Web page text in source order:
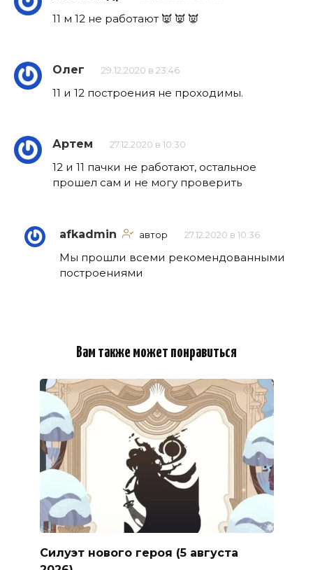
11 м 12 не работают 👿 👿 👿
Олег 29.12.2020 в 23:46
11 и 12 построения не проходимы.
Артем 27.12.2020 в 10:30
12 и 11 пачки не работают, остальное
прошел сам и не могу проверить
afkadmin автор 27.12.2020 в 10:36
Мы прошли всеми рекомендованными
построениями
Вам также может понравиться
Силуэт нового героя (5 августа